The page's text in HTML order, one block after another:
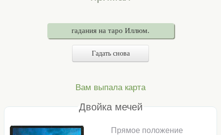
гадания на таро Иллюм.
Гадать снова
Вам выпала карта
Двойка мечей
Прямое положение